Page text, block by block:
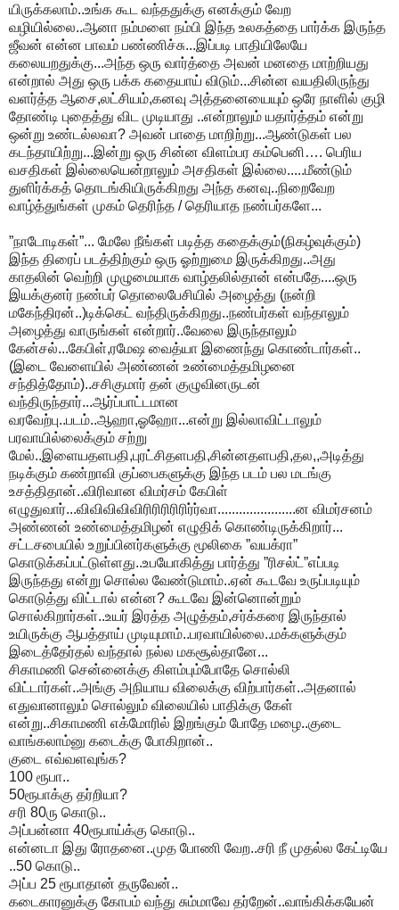
யிருக்கலாம்..உங்க கூட வந்ததுக்கு எனக்கும் வேற
வழியில்லை..ஆனா நம்மளை நம்பி இந்த உலகத்தை பார்க்க இருந்த
ஜீவன் என்ன பாவம் பண்ணிச்சு...இப்படி பாதியிலேயே
கலையறதுக்கு...அந்த ஒரு வார்த்தை அவன் மனதை மாற்றியது
என்றால் அது ஒரு பக்க கதையாய் விடும்...சின்ன வயதிலிருந்து
வளர்த்த ஆசை,லட்சியம்,கனவு அத்தனையையும் ஒரே நாளில் குழி
தோண்டி புதைத்து விட முடியாது ..என்றாலும் யதார்த்தம் என்று
ஒன்று உண்டல்லவா? அவன் பாதை மாறிற்று...ஆண்டுகள் பல
கடந்தாயிற்று...இன்று ஒரு சின்ன விளம்பர கம்பெனி…. பெரிய
வசதிகள் இல்லையென்றாலும் அசதிகள் இல்லை.....மீண்டும்
துளிர்க்கத் தொடங்கியிருக்கிறது அந்த கனவு..நிறைவேற
வாழ்த்துங்கள் முகம் தெரிந்த / தெரியாத நண்பர்களே...
”நாடோடிகள்”... மேலே நீங்கள் படித்த கதைக்கும்(நிகழ்வுக்கும்)
இந்த திரைப் படத்திற்கும் ஒரு ஓற்றுமை இருக்கிறது..அது
காதலின் வெற்றி முழுமையாக வாழ்தலில்தான் என்பதே....ஒரு
இயக்குனர் நண்பர் தொலைபேசியில் அழைத்து (நன்றி
மகேந்திரன்..)டிக்கெட் வந்திருக்கிறது..நண்பர்கள் வந்தாலும்
அழைத்து வாருங்கள் என்றார்..வேலை இருந்தாலும்
கேன்சல்...கேபிள்,ரமேஷ வைத்யா இணைந்து கொண்டார்கள்..
(இடை வேளையில் அண்ணன் உண்மைத்தமிழனை
சந்தித்தோம்)..சசிகுமார் தன் குழுவினருடன்
வந்திருந்தார்...ஆர்ப்பாட்டமான
வரவேற்பு..படம்..ஆஹா,ஓஹோ...என்று இல்லாவிட்டாலும்
பரவாயில்லைக்கும் சற்று
மேல்..இளையதளபதி,புரட்சிதளபதி,சின்னதளபதி,தல,,அடித்து
நடிக்கும் கண்றாவி குப்பைகளுக்கு இந்த படம் பல மடங்கு
உசத்திதான்..விரிவான விமர்சம் கேபிள்
எழுதுவார்...விவிவிவிவிரிரிரிரிரிர்ர்வா......................ன விமர்சனம்
அண்ணன் உண்மைத்தமிழன் எழுதிக் கொண்டிருக்கிறார்...
சட்டசபையில் உறுப்பினர்களுக்கு மூலிகை ”வயக்ரா”
கொடுக்கப்பட்டுள்ளது..உபயோகித்து பார்த்து ”ரிசல்ட்”எப்படி
இருந்தது என்று சொல்ல வேண்டுமாம்..ஏன் கூடவே உருப்படியும்
கொடுத்து விட்டால் என்ன? கூடவே இன்னொன்றும்
சொல்கிறார்கள்..உயர் இரத்த அழுத்தம்,சர்க்கரை இருந்தால்
உயிருக்கு ஆபத்தாய் முடியுமாம்..பரவாயில்லை..மக்களுக்கும்
இடைத்தேர்தல் வந்தால் நல்ல மகசூல்தானே...
சிகாமணி சென்னைக்கு கிளம்பும்போதே சொல்லி
விட்டார்கள்..அங்கு அநியாய விலைக்கு விற்பார்கள்..அதனால்
எதுவானாலும் சொல்லும் விலையில் பாதிக்கு கேள்
என்று..சிகாமணி எக்மோரில் இறங்கும் போதே மழை..குடை
வாங்கலாம்னு கடைக்கு போகிறான்..
குடை எவ்வளவுங்க?
100 ரூபா..
50ரூபாக்கு தர்றியா?
சரி 80ரு கொடு..
அப்பன்னா 40ரூபாய்க்கு கொடு..
என்னடா இது ரோதனை..முத போணி வேற..சரி நீ முதல்ல கேட்டியே
..50 கொடு..
அப்ப 25 ரூபாதான் தருவேன்..
கடைகாரனுக்கு கோபம் வந்து சும்மாவே தர்றேன்..வாங்கிக்கயேன்